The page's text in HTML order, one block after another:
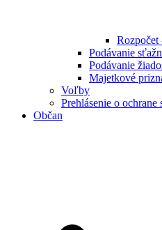
Rozpočet
Podávanie
Podávanie
Majetkové
Voľby
Prehlásenie o ochrane
Občan